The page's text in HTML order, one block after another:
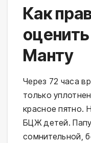
Как
Манту
Через 72 часа
только
красное пятно.
БЦЖ детей.
сомнительной,